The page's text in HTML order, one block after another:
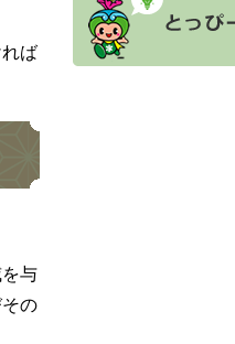
ば
与
の